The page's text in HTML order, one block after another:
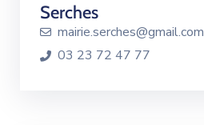
Serches
mairie.serches@gmail.com
03 23 72 47 77